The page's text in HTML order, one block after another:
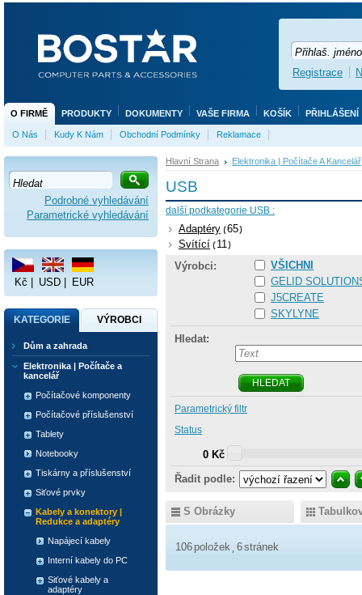
Hlavní Strana Elektronika | Počítače A Kancelář
USB
další podkategorie USB :
Adaptéry 65
Svítící 11
Výrobci:
VŠICHNI
GELID
J5CREATE
SKYLYNE
Hledat:
HLEDAT
Parametrický filtr
Status
0 Kč
Řadit podle:
S Obrázky
106 položek 6stránek
Podrobné vyhledávání
Parametrické vyhledávání
Kč USD EUR
KATEGORIE VÝROBCI
Dům a zahrada
Elektronika | Počítače a
kancelář
Počítačové komponenty
Počítačové příslušenství
Tablety
Notebooky
Tiskárny a příslušenství
Siťové prvky
Kabely a konektory |
Redukce a adaptéry
Napájecí kabely
Interní kabely do PC
Siťové kabely a
adaptéry
O FIRMĚ PRODUKTY DOKUMENTY VAŠE FIRMA KOŠÍK PŘIHLÁŠENÍ
O Nás Kudy K Nám Obchodní Podmínky Reklamace
Registrace